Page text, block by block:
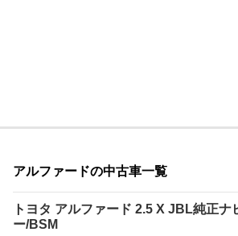
アルファードの中古車一覧
トヨタ アルファード 2.5 X JBL純正ナ
ー/BSM